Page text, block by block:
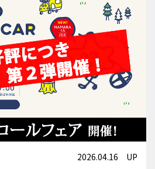
2026.04.16 UP